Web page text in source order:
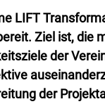
LIFT
Ziel ist, die
der
der